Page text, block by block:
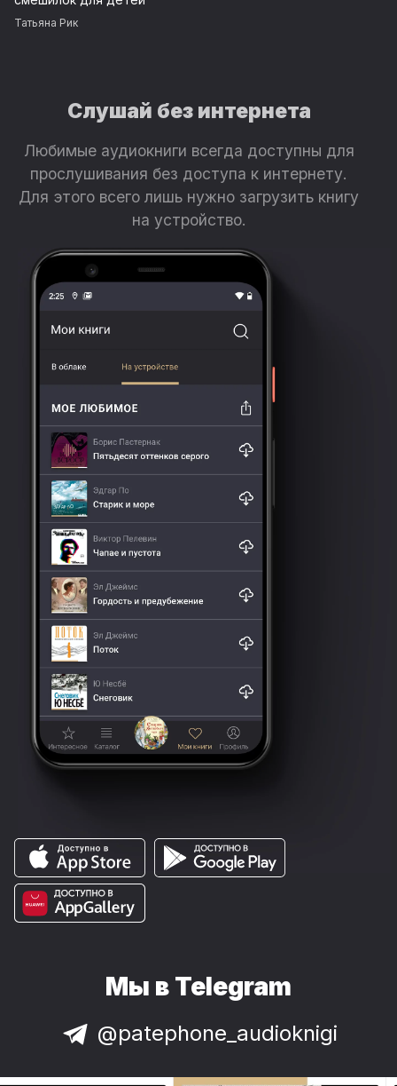
Татьяна Рик
Слушай без интернета
Любимые аудиокниги всегда доступны для
прослушивания без доступа к интернету.
Для этого всего лишь нужно загрузить книгу
на устройство.
Мы в Telegram
@patephone_audioknigi